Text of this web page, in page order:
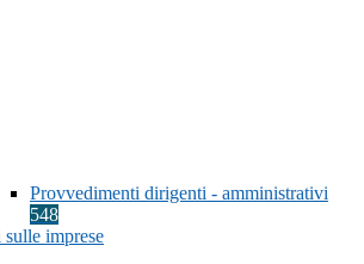
Provvedimenti dirigenti - amministrativi
548
imprese